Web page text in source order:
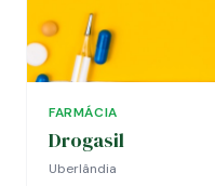
FARMÁCIA
Drogasil
Uberlândia